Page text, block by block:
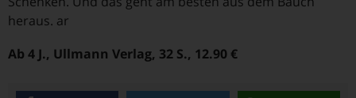
heraus. ar
Ab 4 J., Ullmann Verlag, 32 S., 12.90 €